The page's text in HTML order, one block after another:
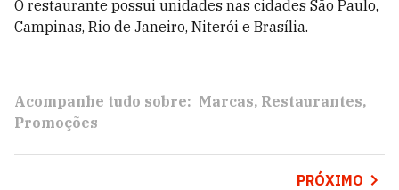
O restaurante possui unidades nas cidades São Paulo,
Campinas, Rio de Janeiro, Niterói e Brasília.
Acompanhe tudo sobre: Marcas Restaurantes
Promoções
PRÓXIMO